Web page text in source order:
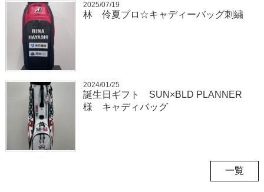
2025/07/19
林 伶夏プロ☆キャディーバッグ刺繍
2024/01/25
誕生日ギフト SUN×BLD PLANNER
様 キャディバッグ
一覧